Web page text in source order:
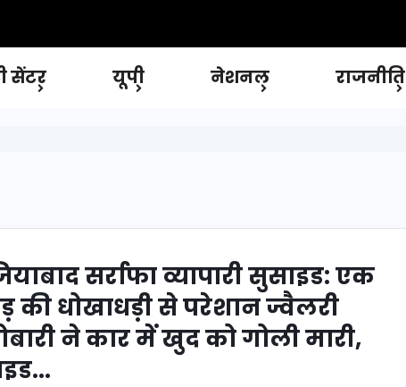
सेंटर यूपी नेशनल राजनीति
सर्राफा व्यापारी सुसाइड: एक
की धोखाधड़ी से परेशान ज्वैलरी
ने कार में खुद को गोली मारी,